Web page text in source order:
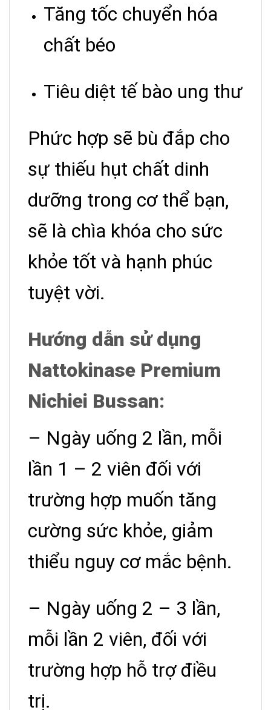
Tăng tốc chuyển hóa
chất béo
Tiêu diệt tế bào ung thư
Phức hợp sẽ bù đắp cho
sự thiếu hụt chất dinh
dưỡng trong cơ thể bạn,
sẽ là chìa khóa cho sức
khỏe tốt và hạnh phúc
tuyệt vời.
Hướng dẫn sử dụng
Nattokinase Premium
Nichiei Bussan:
– Ngày uống 2 lần, mỗi
lần 1 – 2 viên đối với
trường hợp muốn tăng
cường sức khỏe, giảm
thiểu nguy cơ mắc bệnh.
– Ngày uống 2 – 3 lần,
mỗi lần 2 viên, đối với
trường hợp hỗ trợ điều
trị.